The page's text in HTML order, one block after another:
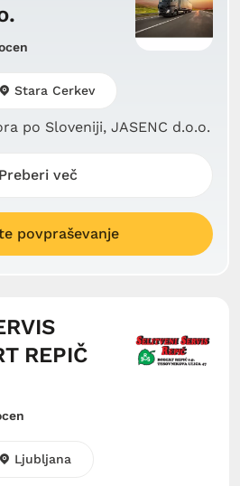
po Sloveniji, JASENC d.o.o.
Stara Cerkev
Preberi več
povpraševanje
REPIČ
Ljubljana